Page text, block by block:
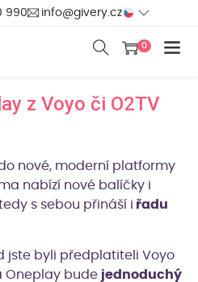
990 info@givery.cz
0
z Voyo či O2TV
nové, moderní platformy
nabízí nové balíčky i
s sebou přináší i řadu
jste byli předplatiteli Voyo
Oneplay bude jednoduchý